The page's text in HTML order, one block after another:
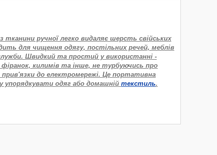
ручної легко видаляє шерсть свійських
для чищення одягу, постільних речей, меблів
Швидкий та простий у використанні -
килимів та інше, не турбуючись про
прив'язки до електромережі. Це портативна
упорядкувати одяг або домашній текстиль.